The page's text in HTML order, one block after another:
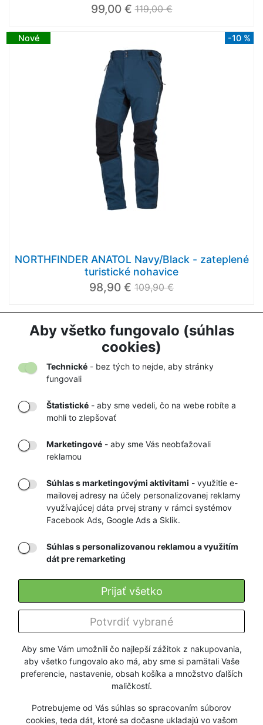
Aby všetko fungovalo (súhlas
cookies)
Aby sme Vám umožnili čo najlepší zážitok z nakupovania,
aby všetko fungovalo ako má, aby sme si pamätali Vaše
preferencie, nastavenie, obsah košíka a množstvo ďalších
maličkostí.
Potrebujeme od Vás súhlas so spracovaním súborov
cookies, teda dát, ktoré sa dočasne ukladajú vo vašom
Technické - bez tých to nejde, aby stránky
fungovali
Štatistické - aby sme vedeli, čo na webe robíte a
mohli to zlepšovať
Marketingové - aby sme Vás neobťažovali
reklamou
Súhlas s marketingovými aktivitami - využitie e-
mailovej adresy na účely personalizovanej reklamy
využívajúcej dáta prvej strany v rámci systémov
Facebook Ads, Google Ads a Sklik.
Súhlas s personalizovanou reklamou a využitím
dát pre remarketing
Potvrdiť vybrané
Prijať všetko
99,00 € 119,00 €
Nové -10 %
NORTHFINDER ANATOL Navy/Black - zateplené
turistické nohavice
98,90 € 109,90 €
1 2
Načítať ďalej
TOVARU AŽ K
VÁM DOMOV
OBCHOD
RÝCHLE
DORUČENIE
GARANCIA
NAJNIŽŠÍCH CIEN
Firmy a organizácie